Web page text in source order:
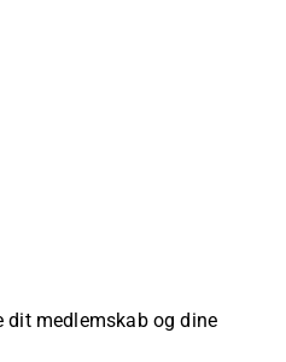
medlemskab og dine